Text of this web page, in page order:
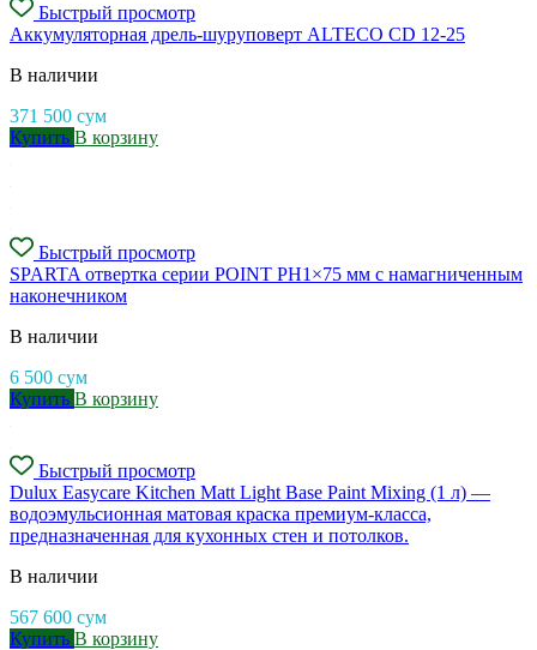
Быстрый просмотр
Аккумуляторная дрель-шуруповерт ALTECO CD 12-25
В наличии
371 500 сум
Купить В корзину
Быстрый просмотр
SPARTA отвертка серии POINT PH1×75 мм с намагниченным
наконечником
В наличии
6 500 сум
Купить В корзину
Быстрый просмотр
Dulux Easycare Kitchen Matt Light Base Paint Mixing (1 л) —
водоэмульсионная матовая краска премиум-класса,
предназначенная для кухонных стен и потолков.
В наличии
567 600 сум
Купить В корзину